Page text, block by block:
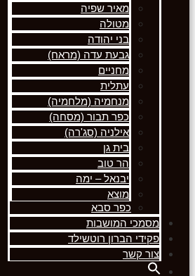
מאיר שפיה
מטולה
בני יהודה
גבעת עדה (מראח)
מחניים
עתלית
מנחמיה (מלחמיה)
כפר תבור (מסחה)
אילניה (סג'רה)
בית גן
הר טוב
יבנאל – ימה
מוצא
כפר סבא
מסמכי המושבות
פקידי הברון רוטשילד
צור קשר